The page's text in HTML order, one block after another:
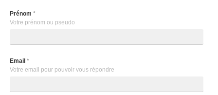
Prénom *
Votre prénom ou pseudo
Email *
Votre email pour pouvoir vous répondre